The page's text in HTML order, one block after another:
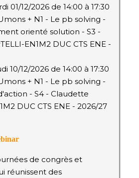
01/12/2026 de 14:00 à 17:30
+ N1 - Le pb solving -
orienté solution - S3 -
EN1M2 DUC CTS ENE -
10/12/2026 de 14:00 à 17:30
+ N1 - Le pb solving -
- S4 - Claudette
DUC CTS ENE - 2026/27
de congrès et
réunissent des